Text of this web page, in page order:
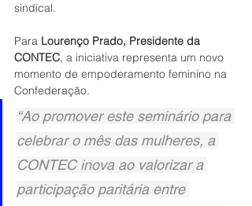
sindical.
Para Lourenço Prado, Presidente da
CONTEC, a iniciativa representa um novo
momento de empoderamento feminino na
Confederação.
“Ao promover este seminário para
celebrar o mês das mulheres, a
CONTEC inova ao valorizar a
participação paritária entre